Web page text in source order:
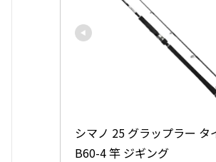
シマノ 25 グラップラー タ
B60-4 竿 ジギング